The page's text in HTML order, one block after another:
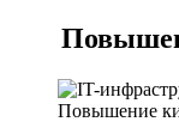
Повышение